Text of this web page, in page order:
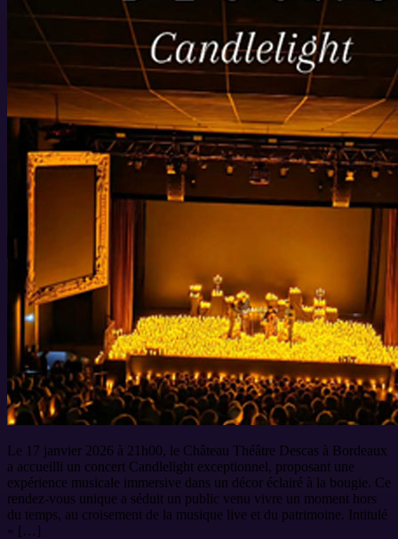
Le 17 janvier 2026 à 21h00, le Château Théâtre Descas à Bordeaux
a accueilli un concert Candlelight exceptionnel, proposant une
expérience musicale immersive dans un décor éclairé à la bougie. Ce
rendez-vous unique a séduit un public venu vivre un moment hors
du temps, au croisement de la musique live et du patrimoine. Intitulé
« […]